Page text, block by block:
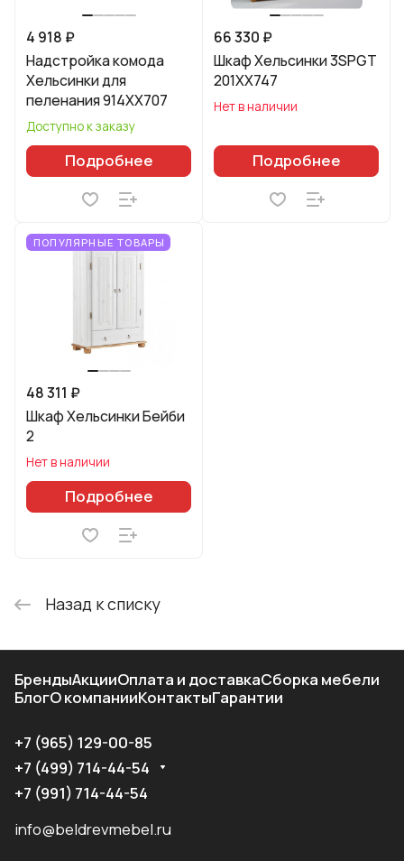
4 918 ₽
Надстройка комода
Хельсинки для
пеленания 914XX707
Доступно к заказу
Подробнее
66 330 ₽
Шкаф Хельсинки 3SPGT
201XX747
Нет в наличии
Подробнее
ПОПУЛЯРНЫЕ ТОВАРЫ
48 311 ₽
Шкаф Хельсинки Бейби
2
Нет в наличии
Подробнее
Назад к списку
БрендыАкцииОплата и доставкаСборка мебели
БлогО компанииКонтактыГарантии
+7 (965) 129-00-85
+7 (499) 714-44-54
+7 (991) 714-44-54
info@beldrevmebel.ru